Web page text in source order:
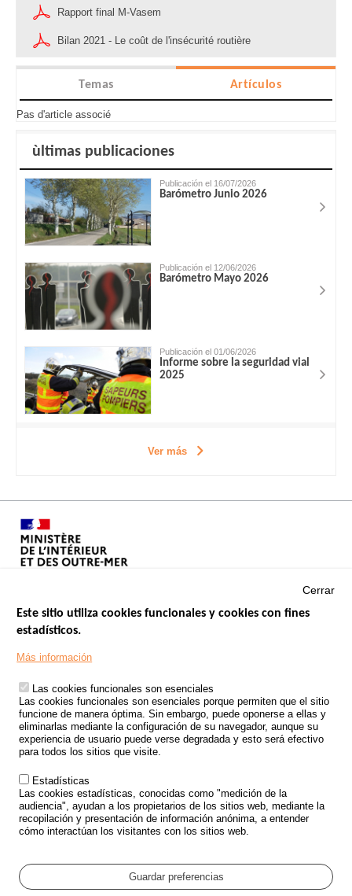
Rapport final M-Vasem
Bilan 2021 - Le coût de l'insécurité routière
Temas Artículos
Pas d'article associé
ùltimas publicaciones
Publicación el 16/07/2026
Barómetro Junio 2026
Publicación el 12/06/2026
Barómetro Mayo 2026
Publicación el 01/06/2026
Informe sobre la seguridad vial
2025
Ver más
Footer
TRATAMIENTO DE DATOS PERSONALES PROCEDENTES DE
ACCIDENTES DE TRÁFICO
ESTUDIOS
CONVOCATORIA DE PROYECTOS DE ESTUDIOS
POLÍTICA DE SEGURIDAD VIAL
Outils
EVENTOS
GLOSARIO
Cookie settings
Cerrar
Este sitio utiliza cookies funcionales y cookies con fines
estadísticos.
Más información
Las cookies funcionales son esenciales
Las cookies funcionales son esenciales porque permiten que el sitio
funcione de manera óptima. Sin embargo, puede oponerse a ellas y
eliminarlas mediante la configuración de su navegador, aunque su
experiencia de usuario puede verse degradada y esto será efectivo
para todos los sitios que visite.
Estadísticas
Las cookies estadísticas, conocidas como "medición de la
audiencia", ayudan a los propietarios de los sitios web, mediante la
recopilación y presentación de información anónima, a entender
cómo interactúan los visitantes con los sitios web.
Guardar preferencias